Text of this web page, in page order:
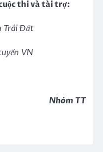
thi và tài trợ:
Trái Đất
VN
Nhóm TT